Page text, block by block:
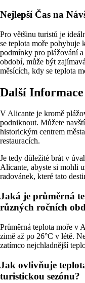
Nejlepší Čas na
Pro většinu turistů je
se teplota moře pohybuje
podmínky pro plážování
období, může být
měsících, kdy se teplota
Další Informace
V Alicante je kromě
podniknout. Můžete
historickým centrem
restauracích.
Je tedy důležité brát v
Alicante, abyste si mohli
radovánek, které tato
Jaká je průměrná
různých ročních
Průměrná teplota moře v
zimě až po 26°C v létě.
zatímco nejchladnější
Jak ovlivňuje
turistickou sezónu?